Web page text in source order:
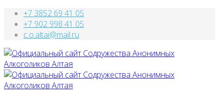
+7 3852 69 41 05
+7 902 998 41 05
c.o.altai@mail.ru